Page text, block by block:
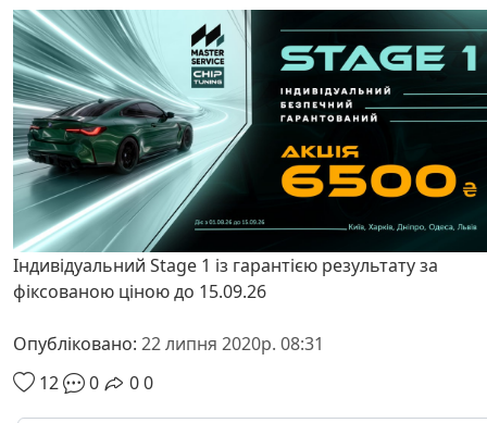
Індивідуальний Stage 1 із гарантією результату за
фіксованою ціною до 15.09.26
Опубліковано: 22 липня 2020р. 08:31
12
0 00